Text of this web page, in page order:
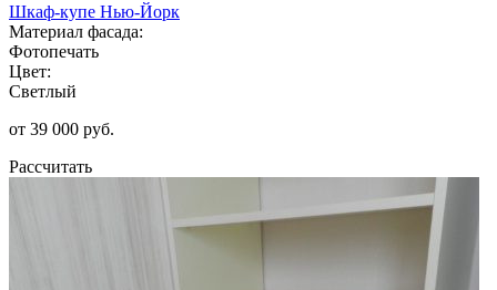
Шкаф-купе Нью-Йорк
Материал фасада:
Фотопечать
Цвет:
Светлый
от 39 000 руб.
Рассчитать